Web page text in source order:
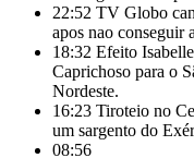
22:52 TV Globo
apos nao conseguir
18:32 Efeito
Caprichoso para o
Nordeste.
16:23 Tiroteio no
um sargento do
08:56